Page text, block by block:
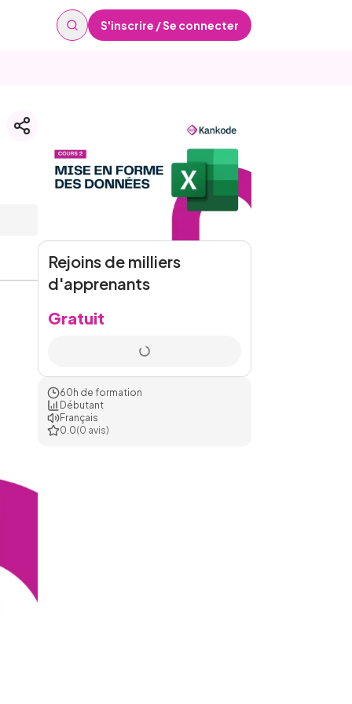
S'inscrire / Se connecter
Rejoins de milliers
d'apprenants
Gratuit
60h de formation
Débutant
Français
0.0(0 avis)